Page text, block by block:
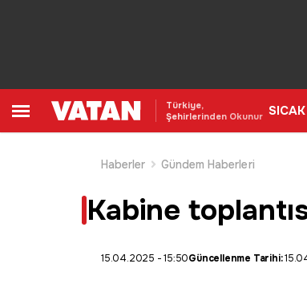
Türkiye,
Şehirlerinden Okunur
Haberler
Gündem Haberleri
Kabine
15.04.2025 - 15:50Güncellenme Tarihi: